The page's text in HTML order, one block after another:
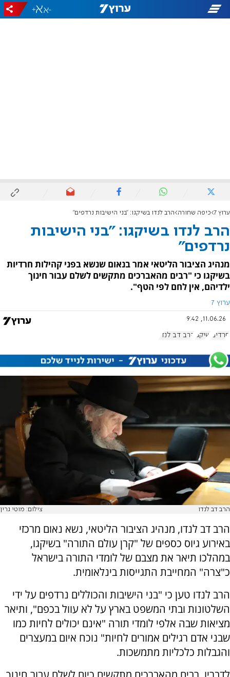
-
+
ערוץ 7 כיפה שחורה הרב לנדו בשיקגו: "בני הישיבות נרדפים"
הרב לנדו בשיקגו: "בני הישיבות
נרדפים"
מנהיג הציבור הליטאי אמר בנאום שנשא בפני קהילות חרדיות
בשיקגו כי "רבים מהאברכים מתקשים לשלם עבור חינוך
ילדיהם, אין לחם לפי הטף".
ערוץ 7
11.06.26, 9:42
חרדים שיקגו הרב דב לנדו
הרב דב לנדו צילום: מוטי גרין
הרב דב לנדו, מנהיג הציבור הליטאי, נשא נאום מרכזי
באירוע גיוס כספים של "קרן עולם התורה" בשיקגו,
במהלכו תיאר את מצבם של לומדי התורה בישראל
כ"צרה" המחייבת התגייסות בינלאומית.
הרב לנדו טען כי "בני הישיבות והכוללים נרדפים על ידי
השלטונות ובתי המשפט בארץ על לא עוול בכפם", ותיאר
מציאות שבה אלפי לומדי תורה "אינם יכולים לחיות כמו
שבני אדם רגילים אמורים לחיות" נוכח איום במעצרים
והגבלות כלכליות מתמשכות.